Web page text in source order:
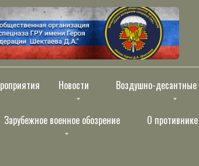
Новости Воздушно-десантные
Зарубежное военное обозрение О противнике